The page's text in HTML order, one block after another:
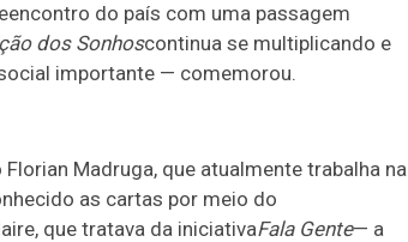
do país com uma passagem
dos Sonhoscontinua se multiplicando e
importante — comemorou.
Madruga, que atualmente trabalha na
as cartas por meio do
que tratava da iniciativaFala Gente— a